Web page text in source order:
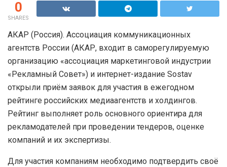
0
SHARES
АКАР (Россия). Ассоциация коммуникационных
агентств России (АКАР, входит в саморегулируемую
организацию «ассоциация маркетинговой индустрии
«Рекламный Совет») и интернет-издание Sostav
открыли приём заявок для участия в ежегодном
рейтинге российских медиаагентств и холдингов.
Рейтинг выполняет роль основного ориентира для
рекламодателей при проведении тендеров, оценке
компаний и их экспертизы.
Для участия компаниям необходимо подтвердить своё